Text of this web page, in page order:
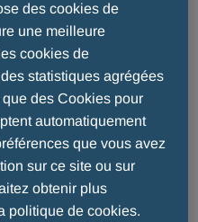
mondial
activités avec la plus
normes éthiques les
des cookies de
une meilleure
cookies de
statistiques agrégées
des Cookies pour
automatiquement
que vous avez
sur ce site ou sur
obtenir plus
politique de cookies.